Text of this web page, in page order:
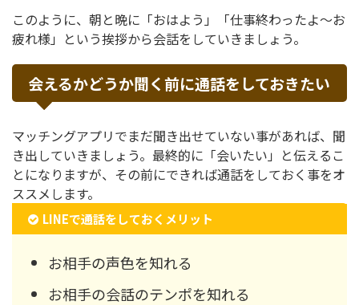
このように、朝と晩に「おはよう」「仕事終わったよ〜お
疲れ様」という挨拶から会話をしていきましょう。
会えるかどうか聞く前に通話をしておきたい
マッチングアプリでまだ聞き出せていない事があれば、聞
き出していきましょう。最終的に「会いたい」と伝えるこ
とになりますが、その前にできれば通話をしておく事をオ
ススメします。
LINEで通話をしておくメリット
お相手の声色を知れる
お相手の会話のテンポを知れる